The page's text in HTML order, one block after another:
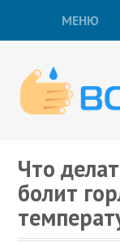
МЕНЮ
Что
болит